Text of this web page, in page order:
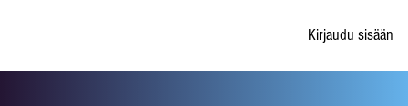
Kirjaudu sisään